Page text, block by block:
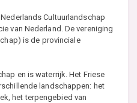
Cultuurlandschap
van Nederland. De vereniging
is de provinciale
en is waterrijk. Het Friese
landschappen: het
het terpengebied van